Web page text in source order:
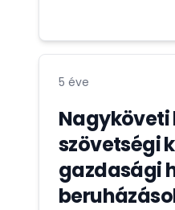
Magyarországon
5 éve
szövetségi
gazdasági